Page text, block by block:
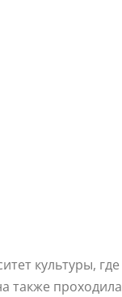
культуры, где
также проходила